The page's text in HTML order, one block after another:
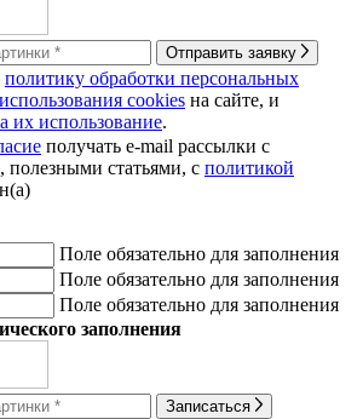
Отправить заявку
политику обработки персональных
cookies на сайте, и
их использование.
получать e-mail рассылки с
полезными статьями, с политикой
Поле обязательно для заполнения
Поле обязательно для заполнения
Поле обязательно для заполнения
заполнения
Записаться